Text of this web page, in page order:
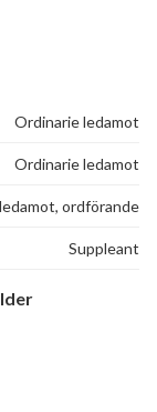
Ordinarie ledamot
Ordinarie ledamot
ordförande
Suppleant